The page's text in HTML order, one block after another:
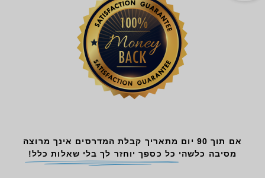
אם תוך 90 יום מתאריך קבלת המדרסים אינך מרוצה
מסיבה כלשהי כל כספך יוחזר לך בלי שאלות כלל!